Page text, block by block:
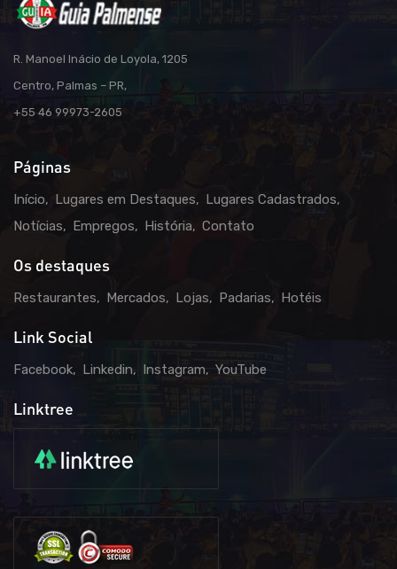
R. Manoel Inácio de Loyola, 1205
Centro, Palmas – PR,
+55 46 99973-2605
Páginas
Início Lugares em Destaques
Lugares Cadastrados
Notícias
Empregos História Contato
Os destaques
Restaurantes Mercados Lojas Padarias Hotéis
Link Social
Facebook Linkedin Instagram YouTube
Linktree